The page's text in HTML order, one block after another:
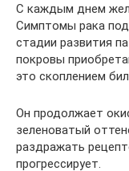
С каждым днем
Симптомы рака
стадии развития
покровы
это скоплением
Он продолжает
зеленоватый
раздражать
прогрессирует.